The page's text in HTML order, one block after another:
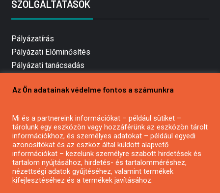
SZOLGÁLTATÁSOK
Pályázatírás
Pályázati Előminősítés
Pályázati tanácsadás
Mezőgazdasági pályázatírás
Pályázatírás civil szervezeteknek
Pályázatírás önkormányzatoknak
Pályázatfigyelés
Specifikus pályázatfigyelés vagy hírlevél
Az Ön adatainak védelme fontos a számunkra
Mi és a partnereink információkat – például sütiket –
tárolunk egy eszközön vagy hozzáférünk az eszközön tárolt
információkhoz, és személyes adatokat – például egyedi
azonosítókat és az eszköz által küldött alapvető
információkat – kezelünk személyre szabott hirdetések és
tartalom nyújtásához, hirdetés- és tartalomméréshez,
nézettségi adatok gyűjtéséhez, valamint termékek
kifejlesztéséhez és a termékek javításához.